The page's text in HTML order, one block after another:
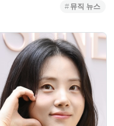
뮤직 뉴스